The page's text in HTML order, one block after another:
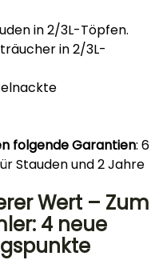
in 2/3L-Töpfen.
in 2/3L-
folgende Garantien: 6
Stauden und 2 Jahre
Wert – Zum
4 neue